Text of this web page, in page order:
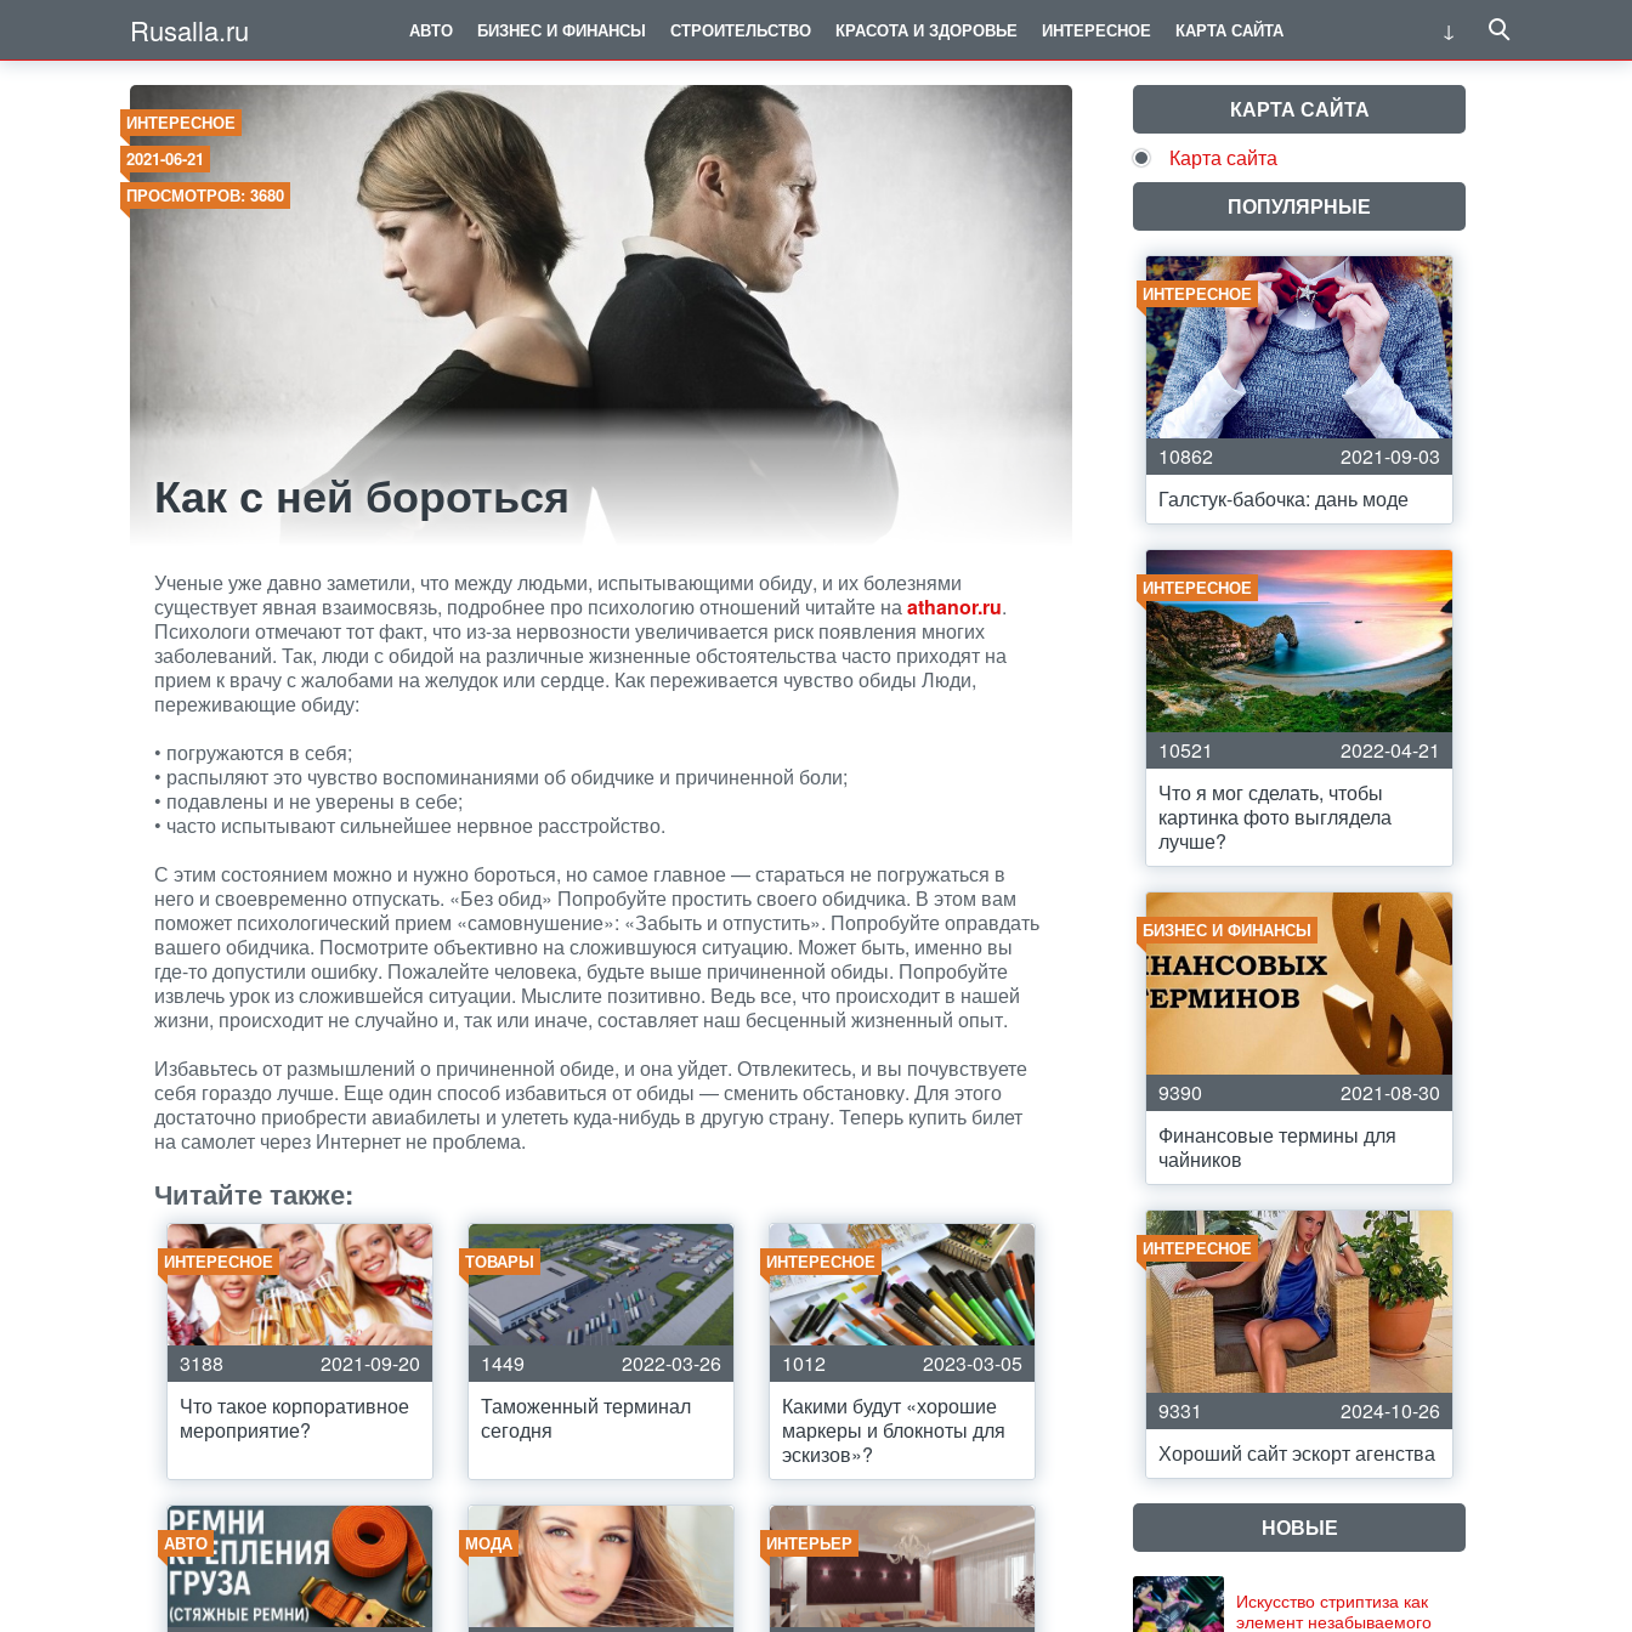
Rusalla.ru АВТО БИЗНЕС И ФИНАНСЫ СТРОИТЕЛЬСТВО КРАСОТА И ЗДОРОВЬЕ ИНТЕРЕСНОЕ КАРТА САЙТА
ИНТЕРЕСНОЕ
2021-06-21
ПРОСМОТРОВ: 3680
Как с ней бороться
Ученые уже давно заметили, что между людьми, испытывающими обиду, и их болезнями
существует явная взаимосвязь, подробнее про психологию отношений читайте наathanor.ru.
Психологи отмечают тот факт, что из-за нервозности увеличивается риск появления многих
заболеваний. Так, люди с обидой на различные жизненные обстоятельства часто приходят на
прием к врачу с жалобами на желудок или сердце. Как переживается чувство обиды Люди,
переживающие обиду:
• погружаются в себя;
• распыляют это чувство воспоминаниями об обидчике и причиненной боли;
• подавлены и не уверены в себе;
• часто испытывают сильнейшее нервное расстройство.
С этим состоянием можно и нужно бороться, но самое главное — стараться не погружаться в
него и своевременно отпускать. «Без обид» Попробуйте простить своего обидчика. В этом вам
поможет психологический прием «самовнушение»: «Забыть и отпустить». Попробуйте оправдать
вашего обидчика. Посмотрите объективно на сложившуюся ситуацию. Может быть, именно вы
где-то допустили ошибку. Пожалейте человека, будьте выше причиненной обиды. Попробуйте
извлечь урок из сложившейся ситуации. Мыслите позитивно. Ведь все, что происходит в нашей
жизни, происходит не случайно и, так или иначе, составляет наш бесценный жизненный опыт.
Избавьтесь от размышлений о причиненной обиде, и она уйдет. Отвлекитесь, и вы почувствуете
себя гораздо лучше. Еще один способ избавиться от обиды — сменить обстановку. Для этого
достаточно приобрести авиабилеты и улететь куда-нибудь в другую страну. Теперь купить билет
на самолет через Интернет не проблема.
Читайте также:
ИНТЕРЕСНОЕ
3188
2021-09-20
Что такое корпоративное
мероприятие?
ТОВАРЫ
1449
2022-03-26
Таможенный терминал
сегодня
ИНТЕРЕСНОЕ
1012
2023-03-05
Какими будут «хорошие
маркеры и блокноты для
эскизов»?
АВТО МОДА ИНТЕРЬЕР
КАРТА САЙТА
Карта сайта
ПОПУЛЯРНЫЕ
ИНТЕРЕСНОЕ
10862
2021-09-03
Галстук-бабочка: дань моде
ИНТЕРЕСНОЕ
10521
2022-04-21
Что я мог сделать, чтобы
картинка фото выглядела
лучше?
БИЗНЕС И ФИНАНСЫ
9390
2021-08-30
Финансовые термины для
чайников
ИНТЕРЕСНОЕ
9331
2024-10-26
Хороший сайт эскорт агенства
НОВЫЕ
Искусство стриптиза как
элемент незабываемого